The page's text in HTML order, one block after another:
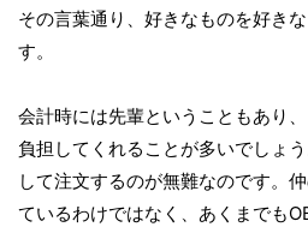
その言葉通り、好きなものを好き
す。
会計時には先輩ということもあり
負担してくれることが多いでしょ
して注文するのが無難なのです。
ているわけではなく、あくまでも